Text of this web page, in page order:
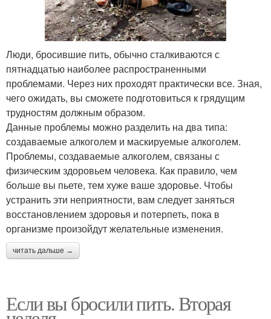
Люди, бросившие пить, обычно сталкиваются с
пятнадцатью наиболее распространенными
проблемами. Через них проходят практически все. Зная,
чего ожидать, вы сможете подготовиться к грядущим
трудностям должным образом.
Данные проблемы можно разделить на два типа:
создаваемые алкоголем и маскируемые алкоголем.
Проблемы, создаваемые алкоголем, связаны с
физическим здоровьем человека. Как правило, чем
больше вы пьете, тем хуже ваше здоровье. Чтобы
устранить эти неприятности, вам следует заняться
восстановлением здоровья и потерпеть, пока в
организме произойдут желательные изменения.
читать дальше →
Если вы бросили пить. Вторая